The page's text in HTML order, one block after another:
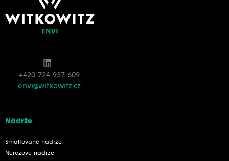
+420 724 937 609
envi@witkowitz.cz
Nádrže
Smaltované nádrže
Nerezové nádrže